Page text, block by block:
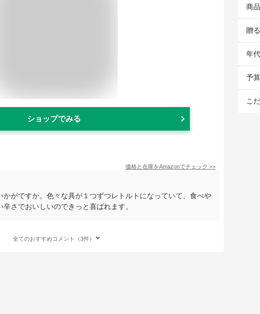
ショップでみる
価格と在庫をAmazonでチェック >>
がですか。色々な具が１つずつレトルトになっていて、食べや
さでおいしいのできっと喜ばれます。
全てのおすすめコメント（3件）
商
贈
年
予算
こ